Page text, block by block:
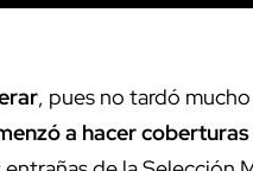
, pues no tardó
a hacer